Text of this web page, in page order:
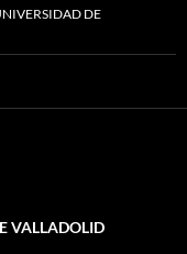
DE
VALLADOLID